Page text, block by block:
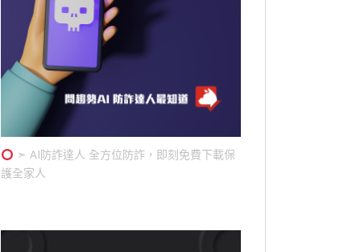
➣ AI防詐達人 全方位防詐，即刻免費下載保
護全家人